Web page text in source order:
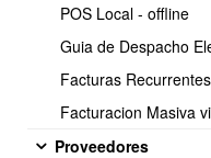
POS Local - offline
Guia de Despacho
Facturas Recurrentes
Facturacion Masiva
Proveedores
Una vez hecha las
puede visualizar la unidad
La conversión secundaria
almacenada en la venta,
en el tiempo.